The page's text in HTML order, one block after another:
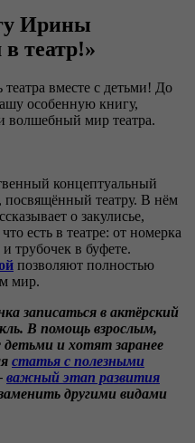
Ирины
театр!»
вместе с детьми! До
особенную книгу,
волшебный мир театра.
концептуальный
посвящённый театру. В нём
о закулисье,
есть в театре: от номерка
трубочек в буфете.
позволяют полностью
мир.
записаться в актёрский
В помощь взрослым,
и хотят заранее
статья с полезными
важный этап развития
другими видами